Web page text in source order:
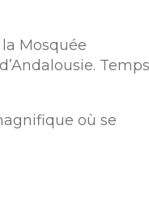
Mosquée
Temps
où se